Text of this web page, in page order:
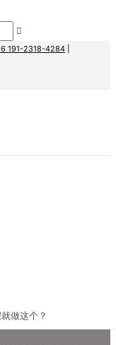
191-2318-4284
做这个？